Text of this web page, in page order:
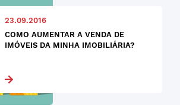
23.09.2016
COMO AUMENTAR A VENDA DE
IMÓVEIS DA MINHA IMOBILIÁRIA?